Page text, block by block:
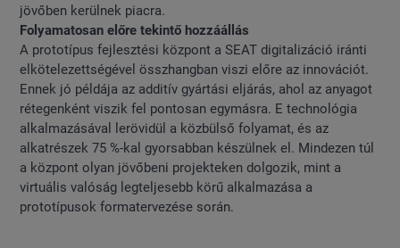
jövőben kerülnek piacra.
Folyamatosan előre tekintő hozzáállás
A prototípus fejlesztési központ a SEAT digitalizáció iránti
elkötelezettségével összhangban viszi előre az innovációt.
Ennek jó példája az additív gyártási eljárás, ahol az anyagot
rétegenként viszik fel pontosan egymásra. E technológia
alkalmazásával lerövidül a közbülső folyamat, és az
alkatrészek 75 %-kal gyorsabban készülnek el. Mindezen túl
a központ olyan jövőbeni projekteken dolgozik, mint a
virtuális valóság legteljesebb körű alkalmazása a
prototípusok formatervezése során.